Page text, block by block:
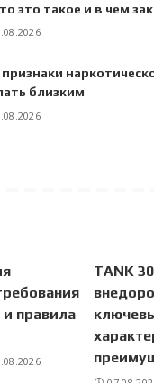
это такое и в чем
близким
правила
TANK